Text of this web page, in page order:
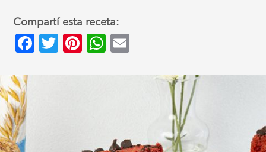
Compartí esta receta:
Facebook
TwitterPinterest
WhatsApp